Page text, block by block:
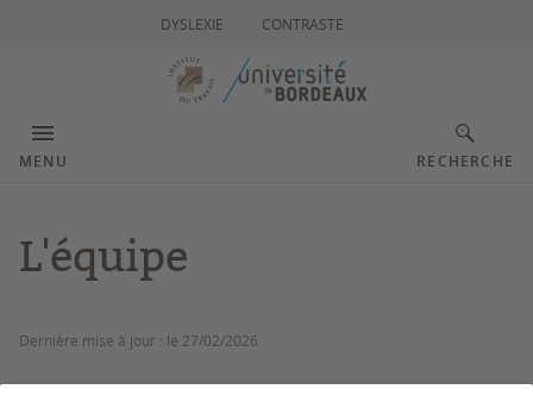
DYSLEXIE CONTRASTE
MENU RECHERCHE
L'équipe
Dernière mise à jour : le 27/02/2026